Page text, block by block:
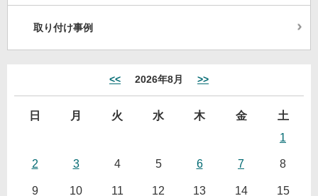
取り付け事例
<< 2026年8月 >>
日 月 火 水 木 金
土
1
2 3 4 5 6 7 8
9 10 11 12 13 14 15